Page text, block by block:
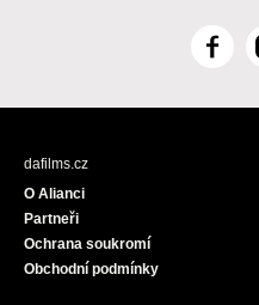
F
c
dafilms.cz
O Alianci
Partneři
Ochrana soukromí
Obchodní podmínky